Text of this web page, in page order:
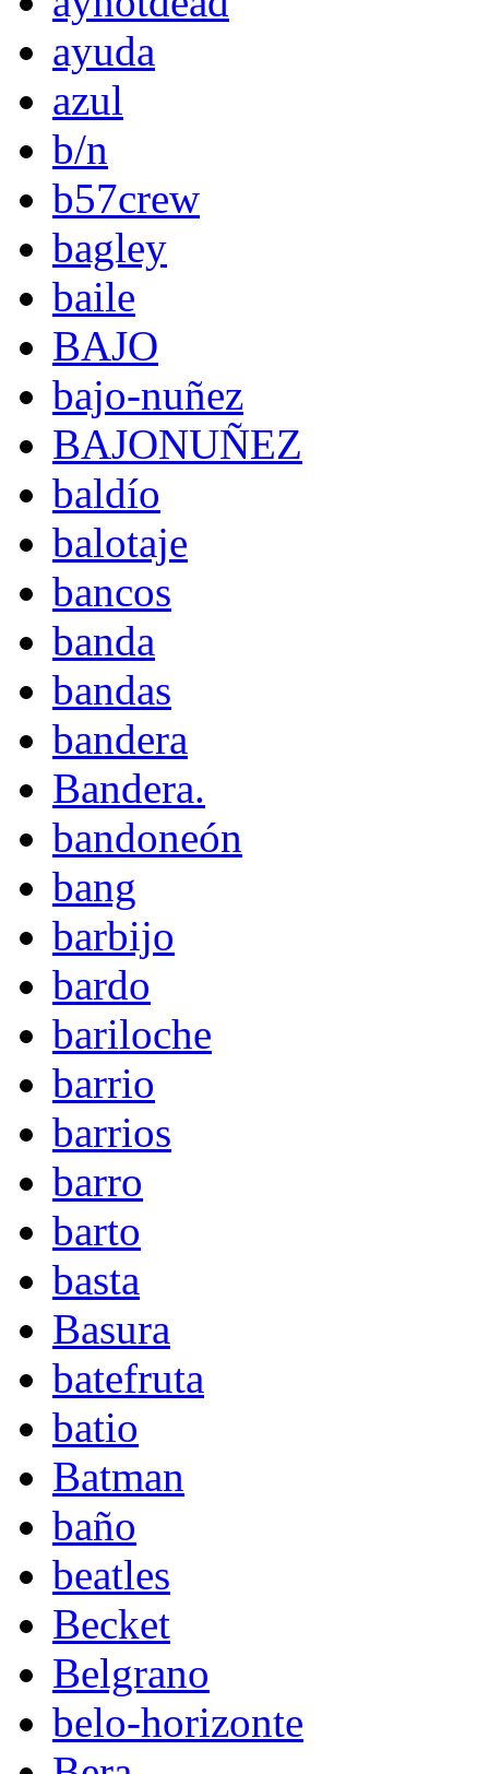
ayuda
azul
b/n
b57crew
bagley
baile
BAJO
bajo-nuñez
BAJONUÑEZ
baldío
balotaje
bancos
banda
bandas
bandera
Bandera.
bandoneón
bang
barbijo
bardo
bariloche
barrio
barrios
barro
barto
basta
Basura
batefruta
batio
Batman
baño
beatles
Becket
Belgrano
belo-horizonte